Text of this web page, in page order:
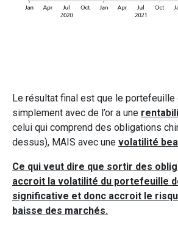
Le résultat final est que le
simplement avec de l’or a une
celui qui comprend des obligations
dessus), MAIS avec une volatilité
Ce qui veut dire que sortir des
accroit la volatilité du portefeuille
significative et donc accroit le
baisse des marchés.